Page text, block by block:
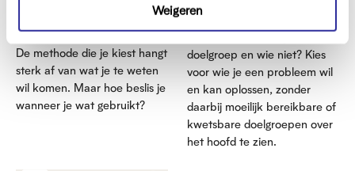
e
Weigeren
kwantitatief onderzoek?
De methode die je kiest hangt
sterk af van wat je te weten
wil komen. Maar hoe beslis je
wanneer je wat gebruikt?
kaart
doelgroep en wie niet? Kies
voor wie je een probleem wil
en kan oplossen, zonder
daarbij moeilijk bereikbare of
kwetsbare doelgroepen over
het hoofd te zien.